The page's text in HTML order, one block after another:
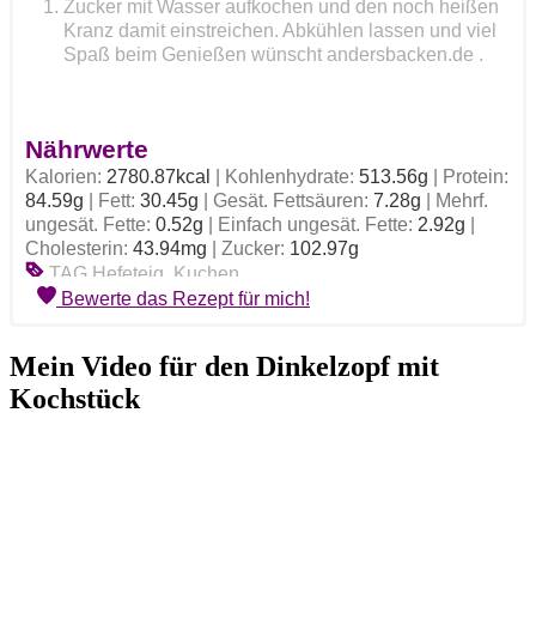
Zucker mit Wasser aufkochen und den noch heißen
Kranz damit einstreichen. Abkühlen lassen und viel
Spaß beim Genießen wünscht andersbacken.de .
Nährwerte
Kalorien: 2780.87kcal Kohlenhydrate: 513.56g
Protein:
84.59g Fett: 30.45g Gesät. Fettsäuren: 7.28g
Mehrf.
ungesät. Fette: 0.52g Einfach ungesät. Fette: 2.92g
Cholesterin: 43.94mg Zucker: 102.97g
TAG Hefeteig, Kuchen
Bewerte das Rezept für mich!
Mein Video für den Dinkelzopf mit
Kochstück